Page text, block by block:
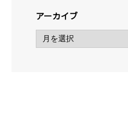
アーカイブ